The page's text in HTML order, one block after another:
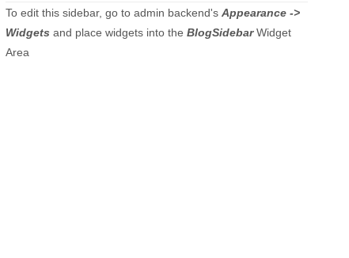
To edit this sidebar, go to admin backend's Appearance ->
Widgetsand place widgets into the BlogSidebarWidget
Area